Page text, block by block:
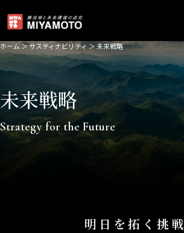
ホーム ＞サスティナビリティ＞未来戦略
未来戦略
Strategy for the Future
明日を拓く挑戦